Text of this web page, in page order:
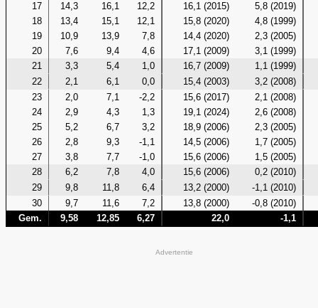
17
14,3 16,1 12,2 16,1 (2015)
5,8 (2019)
18
13,4 15,1 12,1 15,8 (2020)
4,8 (1999)
19
10,9 13,9 7,8 14,4 (2020)
2,3 (2005)
20
7,6 9,4 4,6 17,1 (2009)
3,1 (1999)
21
3,3 5,4 1,0 16,7 (2009)
1,1 (1999)
22
2,1 6,1 0,0 15,4 (2003)
3,2 (2008)
23
2,0 7,1 -2,2 15,6 (2017)
2,1 (2008)
24
2,9 4,3 1,3 19,1 (2024)
2,6 (2008)
25
5,2 6,7 3,2 18,9 (2006)
2,3 (2005)
26
2,8 9,3 -1,1 14,5 (2006)
1,7 (2005)
27
3,8 7,7 -1,0 15,6 (2006)
1,5 (2005)
28
6,2 7,8 4,0 15,6 (2006)
0,2 (2010)
29
9,8 11,8 6,4 13,2 (2000)
-1,1 (2010)
30
9,7 11,6 7,2 13,8 (2000)
-0,8 (2010)
Gem.
9,58 12,85 6,27 22,0 -1,1
Advertentie